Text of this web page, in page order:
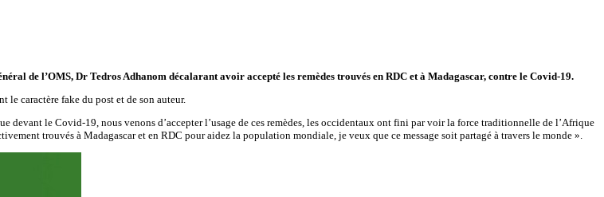
de l’OMS, Dr Tedros Adhanom décalarant avoir accepté les remèdes trouvés en RDC et à Madagascar, contre le Covid-19.
le caractère fake du post et de son auteur.
le Covid-19, nous venons d’accepter l’usage de ces remèdes, les occidentaux ont fini par voir la force traditionnelle de l’Afrique
trouvés à Madagascar et en RDC pour aidez la population mondiale, je veux que ce message soit partagé à travers le monde ».